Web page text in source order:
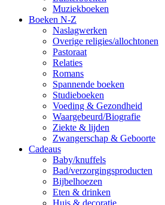
Muziekboeken
Boeken N-Z
Naslagwerken
Overige religies/allochtonen
Pastoraat
Relaties
Romans
Spannende boeken
Studieboeken
Voeding & Gezondheid
Waargebeurd/Biografie
Ziekte & lijden
Zwangerschap & Geboorte
Cadeaus
Baby/knuffels
Bad/verzorgingsproducten
Bijbelhoezen
Eten & drinken
Huis & decoratie